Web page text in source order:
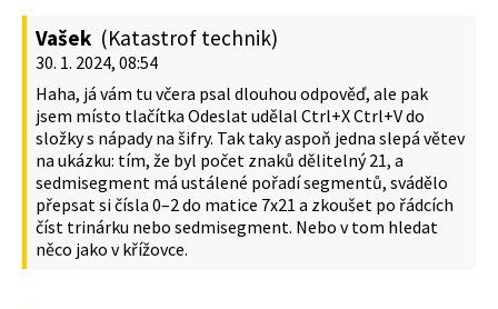
Vašek (Katastrof technik)
30. 1. 2024, 08:54
Haha, já vám tu včera psal dlouhou odpověď, ale pak
jsem místo tlačítka Odeslat udělal Ctrl+X Ctrl+V do
složky s nápady na šifry. Tak taky aspoň jedna slepá větev
na ukázku: tím, že byl počet znaků dělitelný 21, a
sedmisegment má ustálené pořadí segmentů, svádělo
přepsat si čísla 0–2 do matice 7x21 a zkoušet po řádcích
číst trinárku nebo sedmisegment. Nebo v tom hledat
něco jako v křížovce.